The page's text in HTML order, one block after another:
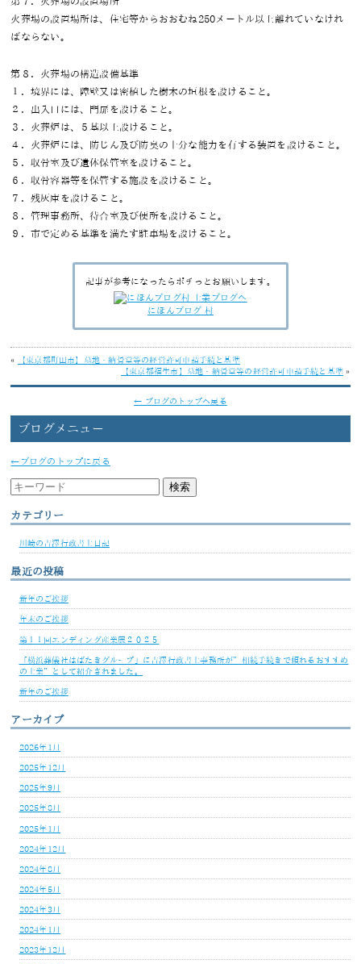
火葬場の設置場所は、住宅等からおおむね250メートル以上離れていなけれ
ばならない。
第８．火葬場の構造設備基準
１．境界には、障壁又は密植した樹木の垣根を設けること。
２．出入口には、門扉を設けること。
３．火葬炉は、５基以上設けること。
４．火葬炉には、防じん及び防臭の十分な能力を有する装置を設けること。
５．収骨室及び遺体保管室を設けること。
６．収骨容器等を保管する施設を設けること。
７．残灰庫を設けること。
８．管理事務所、待合室及び便所を設けること。
９．市で定める基準を満たす駐車場を設けること。
記事が参考になったらポチっとお願いします。
にほんブログ 村
«
【東京都町田市】墓地・納骨堂等の経営許可申請手続と基準
【東京都福生市】墓地・納骨堂等の経営許可申請手続と基準 »
← ブログのトップへ戻る
ブログメニュー
←ブログのトップに戻る
カテゴリー
川崎の吉澤行政書士日記
最近の投稿
新年のご挨拶
年末のご挨拶
第１１回エンディング産業展２０２５
「横浜葬儀社はばたきグループ」に吉澤行政書士事務所が”相続手続きで頼れるおすすめ
の士業”として紹介されました。
新年のご挨拶
アーカイブ
2026年1月
2025年12月
2025年9月
2025年8月
2025年1月
2024年12月
2024年8月
2024年5月
2024年3月
2024年1月
2023年12月